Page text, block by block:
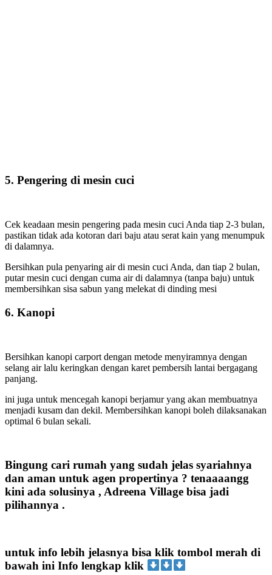
5. Pengering di mesin cuci
Cek keadaan mesin pengering pada mesin cuci Anda tiap 2-3 bulan,
pastikan tidak ada kotoran dari baju atau serat kain yang menumpuk
di dalamnya.
Bersihkan pula penyaring air di mesin cuci Anda, dan tiap 2 bulan,
putar mesin cuci dengan cuma air di dalamnya (tanpa baju) untuk
membersihkan sisa sabun yang melekat di dinding mesi
6. Kanopi
Bersihkan kanopi carport dengan metode menyiramnya dengan
selang air lalu keringkan dengan karet pembersih lantai bergagang
panjang.
ini juga untuk mencegah kanopi berjamur yang akan membuatnya
menjadi kusam dan dekil. Membersihkan kanopi boleh dilaksanakan
optimal 6 bulan sekali.
Bingung cari rumah yang sudah jelas syariahnya
dan aman untuk agen propertinya ? tenaaaangg
kini ada solusinya , Adreena Village bisa jadi
pilihannya .
untuk info lebih jelasnya bisa klik tombol merah di
bawah ini Info lengkap klik